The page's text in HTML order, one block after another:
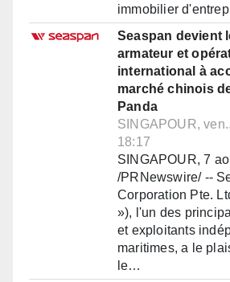
immobilier
Seaspan devient
armateur et
international à
marché chinois
Panda
SINGAPOUR,
18:17
SINGAPOUR, 7
/PRNewswire/ --
Corporation Pte.
»), l'un des
et exploitants
maritimes, a le
le…